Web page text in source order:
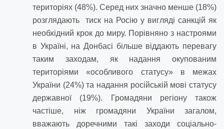
територіях (48%). Серед них значно менше (18%)
розглядають тиск на Росію у вигляді санкцій як
необхідний крок до миру. Порівняно з настроями
в Україні, на Донбасі більше віддають перевагу
таким заходам, як надання окупованим
територіями «особливого статусу» в межах
України (24%) та надання російській мові статусу
державної (19%). Громадяни регіону також
частіше, ніж громадяни України загалом,
вважають доречними такі заходи соціально-